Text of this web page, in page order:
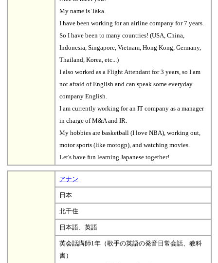
My name is Taka.
I have been working for an airline company for 7 years.
So I have been to many countries! (USA, China,
Indonesia, Singapore, Vietnam, Hong Kong, Germany,
Thailand, Korea, etc...)
I also worked as a Flight Attendant for 3 years, so I am
not afraid of English and can speak some everyday
company English.
I am currently working for an IT company as a manager
in charge of M&A and IR.
My hobbies are basketball (I love NBA), working out,
motor sports (like motogp), and watching movies.
Let's have fun learning Japanese together!
アナン
日本
北千住
日本語、英語
英会話講師1年（歌手の英語の発音日常会話、教科
書）